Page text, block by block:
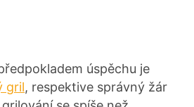
úspěchu je
gril, respektive správný žár